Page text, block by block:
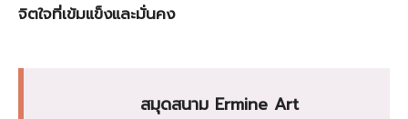
จิตใจที่เข้มแข็งและมั่นคง
สมุดสนาม Ermine Art